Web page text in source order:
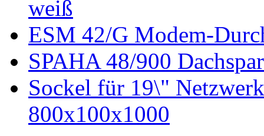
weiß
ESM 42/G Modem-
SPAHA 48/900
Sockel für 19\"
800x100x1000